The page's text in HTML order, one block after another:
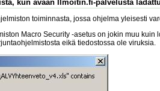
kun avaan Ilmoitin.fi-palvelusta
toiminnasta, jossa ohjelma yleisesti
Macro Security -asetus on jokin muu kuin
eikä tiedostossa ole viruksia.